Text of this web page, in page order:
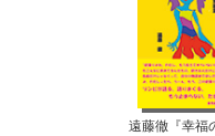
遠藤徹『幸福